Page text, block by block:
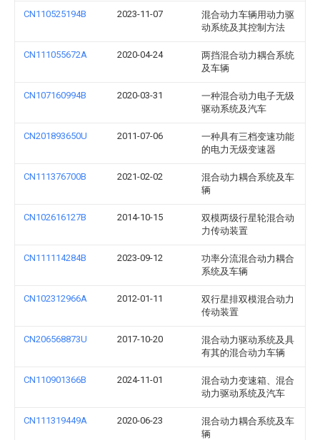
CN110525194B 2023-11-07
混合动力车辆用动力驱
动系统及其控制方法
CN111055672A 2020-04-24
两挡混合动力耦合系统
及车辆
CN107160994B 2020-03-31
一种混合动力电子无级
驱动系统及汽车
CN201893650U 2011-07-06
一种具有三档变速功能
的电力无级变速器
CN111376700B 2021-02-02
混合动力耦合系统及车
辆
CN102616127B 2014-10-15
双模两级行星轮混合动
力传动装置
CN111114284B 2023-09-12
功率分流混合动力耦合
系统及车辆
CN102312966A 2012-01-11
双行星排双模混合动力
传动装置
CN206568873U 2017-10-20
混合动力驱动系统及具
有其的混合动力车辆
CN110901366B 2024-11-01
混合动力变速箱、混合
动力驱动系统及汽车
CN111319449A 2020-06-23
混合动力耦合系统及车
辆